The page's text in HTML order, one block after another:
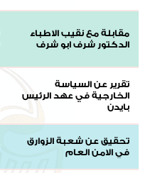
مقابلة مع نقيب الاطباء
الدكتور شرف ابو شرف
تقرير عن السياسة
الخارجية في عهد الرئيس
بايدن
تحقيق عن شعبة الزوارق
في الامن العام